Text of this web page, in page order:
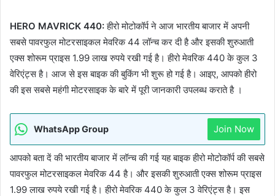
HERO MAVRICK 440:हीरो मोटोकॉर्प ने आज भारतीय बाजार में अपनी
सबसे पावरफुल मोटरसाइकल मेवरिक 44 लॉन्च कर दी है और इसकी शुरुआती
एक्स शोरूम प्राइस 1.99 लाख रुपये रखी गई है। हीरो मेवरिक 440 के कुल 3
वेरिएंट्स है। आज से इस बाइक की बुकिंग भी शुरू हो गई है। आइए, आपको हीरो
की इस सबसे महंगी मोटरसाइक के बारे में पूरी जानकारी उपलब्ध कराते है ।
WhatsApp Group Join Now
आपको बता दें की भारतीय बाजार में लॉन्च की गई यह बाइक हीरो मोटोकॉर्प की सबसे
पावरफुल मोटरसाइकल मेवरिक 44 है। और इसकी शुरुआती एक्स शोरूम प्राइस
1.99 लाख रुपये रखी गई है। हीरो मेवरिक 440 के कुल 3 वेरिएंट्स है। इस